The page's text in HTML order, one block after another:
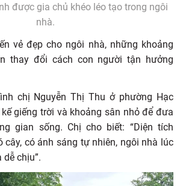
được gia chủ khéo léo tạo trong ngôi
nhà.
vẻ đẹp cho ngôi nhà, những khoảng
thay đổi cách con người tận hưởng
chị Nguyễn Thị Thu ở phường Hạc
giếng trời và khoảng sân nhỏ để đưa
gian sống. Chị cho biết: “Diện tích
cây, có ánh sáng tự nhiên, ngôi nhà lúc
chịu”.